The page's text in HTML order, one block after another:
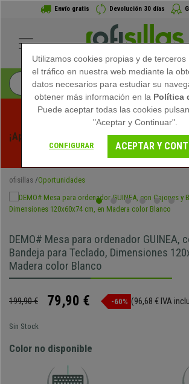
Envío gratis Devolución 30 días
¡Aprovecha las Rebajas de Verano en
Exclusivos por Tiempo Limitado -
ofisillas Oportunidades
DEMO# Mesa para ordenador GUINEA,
Bandeja para Teclado, Dimensiones
Madera color Blanco
199,90 € 79,90 € -60% (96,68 € IVA
Sin Stock
Color no disponible
Utilizamos cookies propias y de
el tráfico en nuestra web mediante la
datos necesarios para estudiar su
obtener más información en la Política
Puede aceptar todas las cookies
"Aceptar y Continuar".
CONFIGURAR ACEPTAR Y